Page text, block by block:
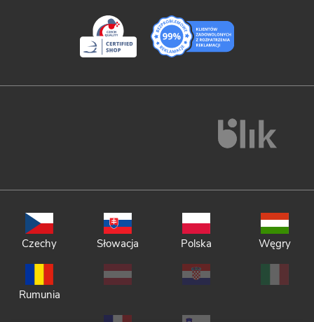
Czechy Słowacja Polska Węgry
Rumunia